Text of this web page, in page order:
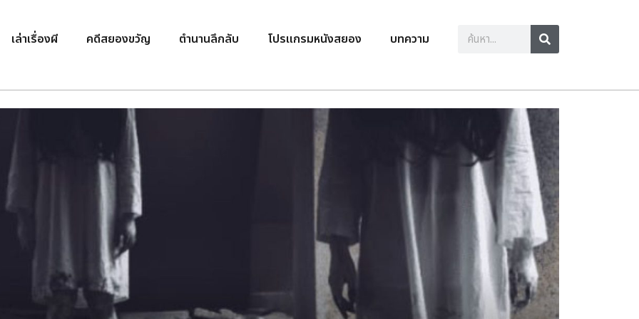
เล่าเรื่องผี คดีสยองขวัญ ตำนานลึกลับ โปรแกรมหนังสยอง บทความ